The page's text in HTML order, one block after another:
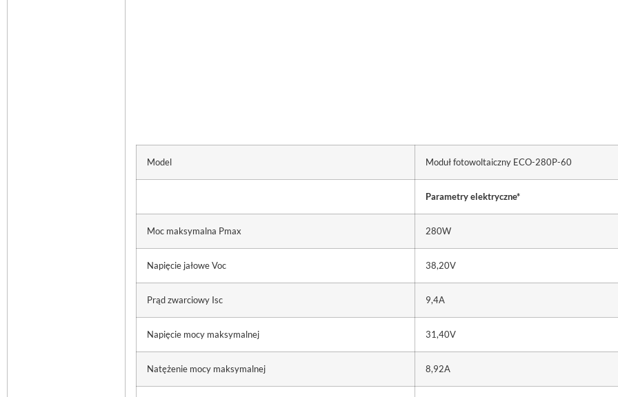
Model Moduł fotowoltaiczny ECO-280P-60
Parametry elektryczne*
Moc maksymalna Pmax 280W
Napięcie jałowe Voc 38,20V
Prąd zwarciowy Isc 9,4A
Napięcie mocy maksymalnej 31,40V
Natężenie mocy maksymalnej 8,92A